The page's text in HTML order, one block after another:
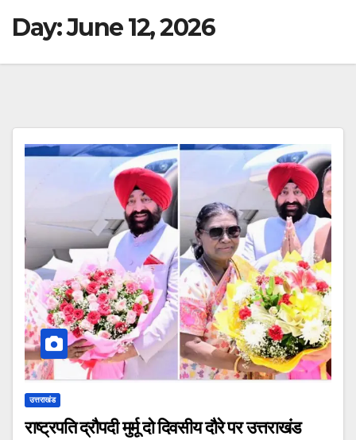
Day:June 12, 2026
उत्तराखंड
राष्ट्रपति द्रौपदी मुर्मू दो दिवसीय दौरे पर उत्तराखंड